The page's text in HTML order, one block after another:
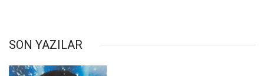
SON YAZILAR